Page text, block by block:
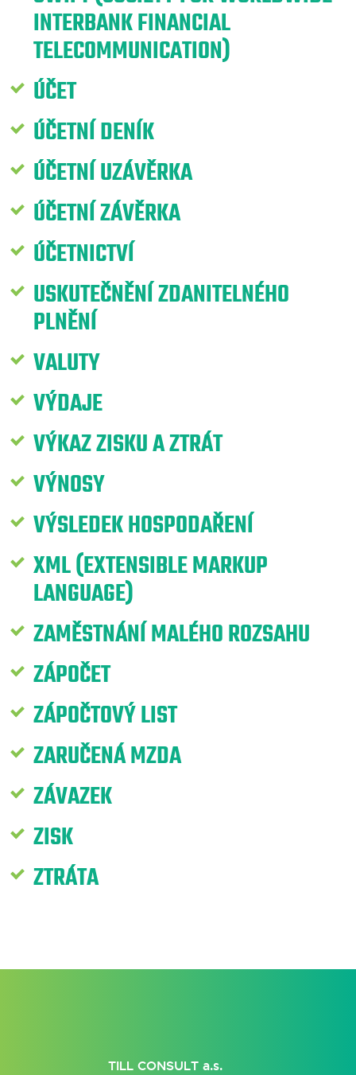
INTERBANK FINANCIAL
TELECOMMUNICATION)
ÚČET
ÚČETNÍ DENÍK
ÚČETNÍ UZÁVĚRKA
ÚČETNÍ ZÁVĚRKA
ÚČETNICTVÍ
USKUTEČNĚNÍ ZDANITELNÉHO
PLNĚNÍ
VALUTY
VÝDAJE
VÝKAZ ZISKU A ZTRÁT
VÝNOSY
VÝSLEDEK HOSPODAŘENÍ
XML (EXTENSIBLE MARKUP
LANGUAGE)
ZAMĚSTNÁNÍ MALÉHO ROZSAHU
ZÁPOČET
ZÁPOČTOVÝ LIST
ZARUČENÁ MZDA
ZÁVAZEK
ZISK
ZTRÁTA
TILL CONSULT a.s.